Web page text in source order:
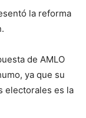
la reforma
de AMLO
ya que su
electorales es la